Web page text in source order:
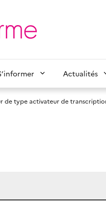
Actualités
de type activateur de